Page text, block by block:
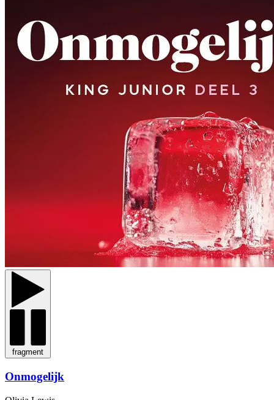
fragment
Onmogelijk